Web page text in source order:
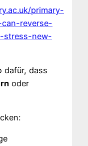
primary-
reverse-
stress-new-
dafür, dass
oder